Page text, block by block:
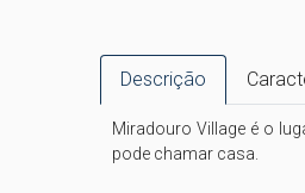
Descrição
Miradouro Village é o
pode chamar casa.